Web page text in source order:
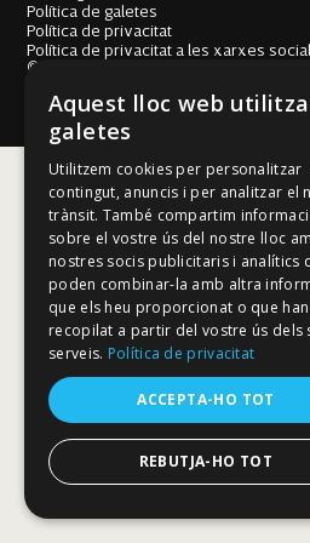
Política de galetes
Política de privacitat
Política de privacitat a les xarxes
© Fundació Mallorca Literària 2026. Tots
Disseny i desenvolupament web
Aquest lloc web utilitza
galetes
Utilitzem cookies per personalitzar
contingut, anuncis i per analitzar el
trànsit. També compartim
sobre el vostre ús del nostre lloc
nostres socis publicitaris i analítics
poden combinar-la amb altra
que els heu proporcionat o que han
recopilat a partir del vostre ús dels
serveis. Política de privacitat
ACCEPTA-HO TOT
REBUTJA-HO TOT